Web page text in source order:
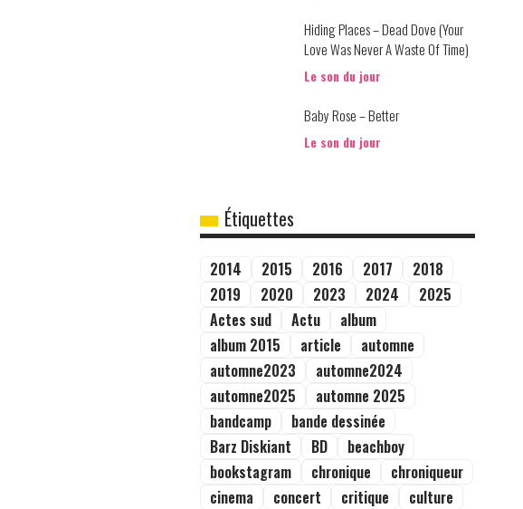
Hiding Places – Dead Dove (Your
Love Was Never A Waste Of Time)
Le son du jour
Baby Rose – Better
Le son du jour
Étiquettes
2014 2015 2016 2017
2018
2019
2020 2023 2024
2025
Actes sud
Actu
album
album 2015
article
automne
automne2023
automne2024
automne2025
automne 2025
bandcamp
bande dessinée
Barz Diskiant
BD
beachboy
bookstagram
chronique
chroniqueur
cinema
concert critique
culture